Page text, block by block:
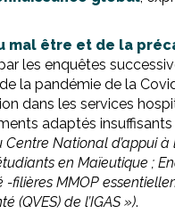
mal être et de la
les enquêtes
la pandémie de la
dans les services
adaptés insuffisants
National d’appui
en Maïeutique ;
-filières MMOP
(QVES) de l’IGAS »).